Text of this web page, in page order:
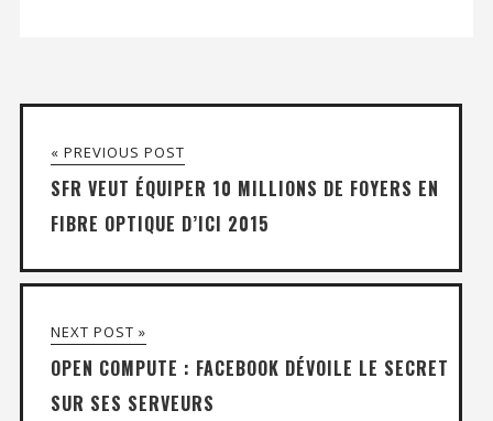
« PREVIOUS POST
SFR VEUT ÉQUIPER 10 MILLIONS DE FOYERS EN
FIBRE OPTIQUE D’ICI 2015
NEXT POST »
OPEN COMPUTE : FACEBOOK DÉVOILE LE SECRET
SUR SES SERVEURS